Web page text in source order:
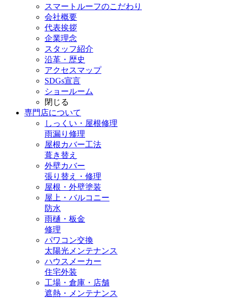
スマートルーフのこだわり
会社概要
代表挨拶
企業理念
スタッフ紹介
沿革・歴史
アクセスマップ
SDGs宣言
ショールーム
閉じる
専門店について
しっくい・屋根修理
雨漏り修理
屋根カバー工法
葺き替え
外壁カバー
張り替え・修理
屋根・外壁塗装
屋上・バルコニー
防水
雨樋・板金
修理
パワコン交換
太陽光メンテナンス
ハウスメーカー
住宅外装
工場・倉庫・店舗
遮熱・メンテナンス